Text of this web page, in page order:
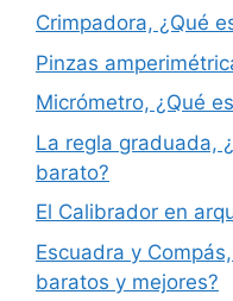
Crimpadora, ¿Qué
Pinzas
Micrómetro, ¿Qué
La regla graduada,
barato?
El Calibrador en
Escuadra y
baratos y mejores?